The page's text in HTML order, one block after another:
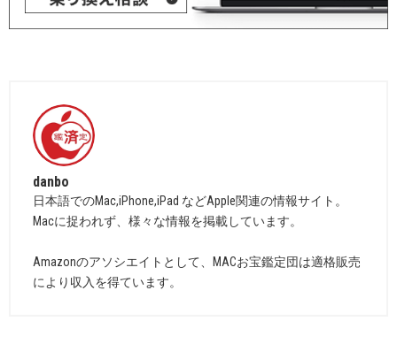
danbo
日本語でのMac,iPhone,iPad などApple関連の情報サイト。
Macに捉われず、様々な情報を掲載しています。
Amazonのアソシエイトとして、MACお宝鑑定団は適格販売
により収入を得ています。